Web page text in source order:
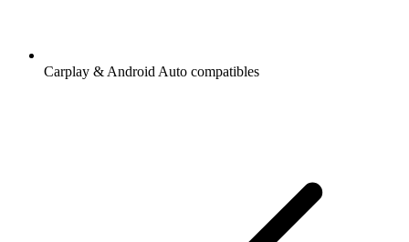
Carplay & Android Auto compatibles